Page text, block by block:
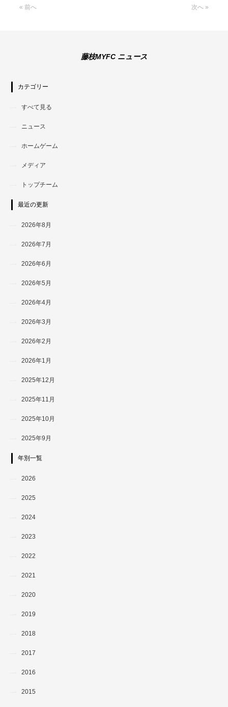
« 前へ 次へ »
藤枝MYFC ニュース
カテゴリー
すべて見る
ニュース
ホームゲーム
メディア
トップチーム
最近の更新
2026年8月
2026年7月
2026年6月
2026年5月
2026年4月
2026年3月
2026年2月
2026年1月
2025年12月
2025年11月
2025年10月
2025年9月
年別一覧
2026
2025
2024
2023
2022
2021
2020
2019
2018
2017
2016
2015